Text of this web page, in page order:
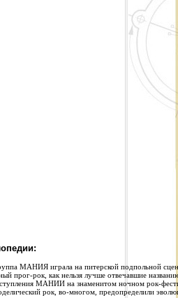
МАНИЯ играла на питерской подпольной
прог-рок, как нельзя лучше отвечавшие
МАНИИ на знаменитом ночном рок-
рок, во-многом, предопределили